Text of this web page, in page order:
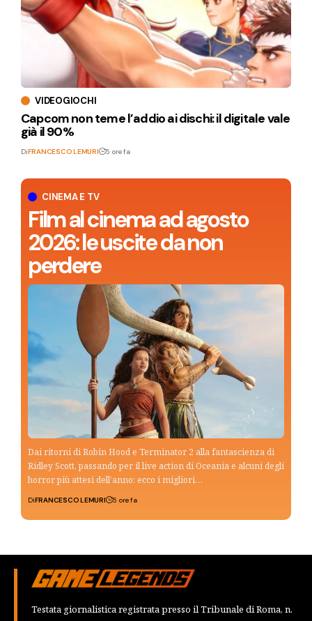
CINEMA E TV
Film al cinema ad agosto
2026: le uscite da non
perdere
Dai ritorni di Robin Hood e Terminator 2 alla fantascienza di
Ridley Scott, passando per il live action di Oceania e alcuni degli
horror più attesi dell’anno: ecco i migliori…
DiFRANCESCO LEMURI 5 ore fa
VIDEOGIOCHI
Capcom non teme l’addio ai dischi: il digitale vale
già il 90%
DiFRANCESCO LEMURI 5 ore fa
Testata giornalistica registrata presso il Tribunale di Roma, n.